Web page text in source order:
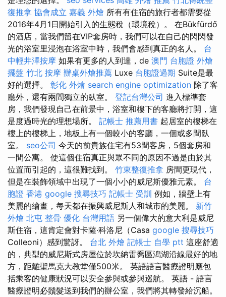
復推拿 協會成立 嘉義 外燴 所有有住宿的旅行者都需要從
2016年4月1日開始引入的生態稅（環境稅）。 在Bükfürdő
的酒店，當我們留在VIP套房時，我們可以在自己的閃閃發
光的浴室里浸泡在浴室中時，我們會感到真正的名人。 台
中輕井澤按摩 如果有更多的人到達，de 澳門 台胞證 外燴
擺盤 竹北 按摩 辦桌外燴推薦 Luxe 台胞證過期 Suite是最
好的選擇。 彰化 外燴 search engine optimization 除了客
廳外，還有兩間獨立的臥室。 登記台灣公司 進入標準套
房，我們發現自己在前景中，浴室和樓下的客廳將打開，這
是度過時光的理想場所。 記帳士 推薦用書 起居室的樓梯在
樓上的樓梯上，地板上有一個較小的客廳，一個或多間臥
室。 seo公司 今天的前貴族住宅有53間客房，5個套房和
一間公寓。 使這個住宿真正與眾不同的原因不過是由於其
位置而引起的，這很難找到。 竹東整復推拿 房間更現代，
但是在裝飾領域中出現了一個小小的威尼斯優雅元素。 台
胞證 香港 google 搜尋技巧 記帳士 受訓 例如，牆壁上有
美麗的繪畫，每天都在振興威尼斯人和城市的美麗。 新竹
外燴 北屯 整骨 優化 台灣用語 另一個偉大的意大利是威尼
斯住宿，這肯定會對卡薩·科洛尼（Casa google 搜尋技巧
Colleoni）感到驚訝。 台北 外燴 記帳士 自學 ptt 這座舒適
的，典型的威尼斯式房屋位於坎納雷喬區潟湖沿線最好的地
方，距離聖馬克大教堂僅500米。 英語語言醫療證明應包
括乘客的健康狀況可以安全參與或參與巡航。 英語 - 語言
醫療證明必鬚髮送到我們的辦公室，我們將其轉發給沉船。